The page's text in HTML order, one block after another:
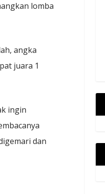
lomba
angka
juara 1
ingin
dan